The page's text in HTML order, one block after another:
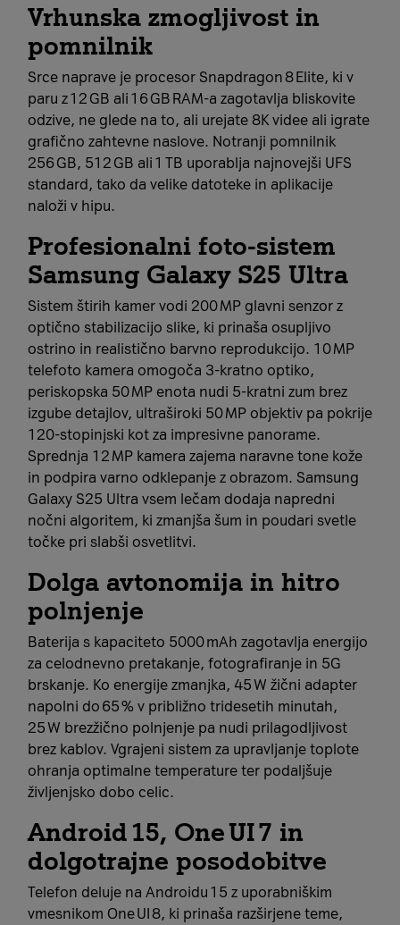
Vrhunska zmogljivost in
pomnilnik
Srce naprave je procesor Snapdragon 8 Elite, ki v
paru z 12 GB ali 16 GB RAM‑a zagotavlja bliskovite
odzive, ne glede na to, ali urejate 8K videe ali igrate
grafično zahtevne naslove. Notranji pomnilnik
256 GB, 512 GB ali 1 TB uporablja najnovejši UFS
standard, tako da velike datoteke in aplikacije
naloži v hipu.
Profesionalni foto‑sistem
Samsung Galaxy S25 Ultra
Sistem štirih kamer vodi 200 MP glavni senzor z
optično stabilizacijo slike, ki prinaša osupljivo
ostrino in realistično barvno reprodukcijo. 10 MP
telefoto kamera omogoča 3‑kratno optiko,
periskopska 50 MP enota nudi 5‑kratni zum brez
izgube detajlov, ultraširoki 50 MP objektiv pa pokrije
120‑stopinjski kot za impresivne panorame.
Sprednja 12 MP kamera zajema naravne tone kože
in podpira varno odklepanje z obrazom. Samsung
Galaxy S25 Ultra vsem lečam dodaja napredni
nočni algoritem, ki zmanjša šum in poudari svetle
točke pri slabši osvetlitvi.
Dolga avtonomija in hitro
polnjenje
Baterija s kapaciteto 5000 mAh zagotavlja energijo
za celodnevno pretakanje, fotografiranje in 5G
brskanje. Ko energije zmanjka, 45 W žični adapter
napolni do 65 % v približno tridesetih minutah,
25 W brezžično polnjenje pa nudi prilagodljivost
brez kablov. Vgrajeni sistem za upravljanje toplote
ohranja optimalne temperature ter podaljšuje
življenjsko dobo celic.
Android 15, One UI 7 in
dolgotrajne posodobitve
Telefon deluje na Androidu 15 z uporabniškim
vmesnikom One UI 8, ki prinaša razširjene teme,